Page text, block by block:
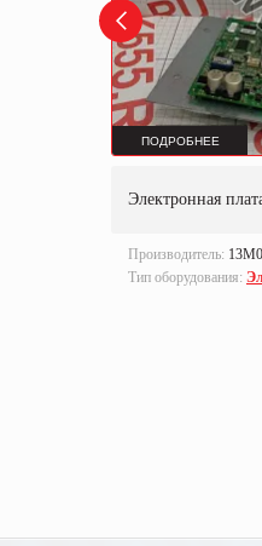
ПОДРОБНЕЕ
Электронная
Производитель:
Тип оборудования: